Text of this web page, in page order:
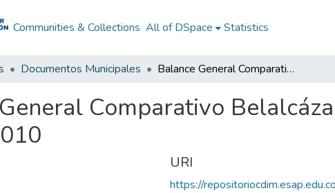
Communities & Collections All of DSpace Statistics
Documentos Municipales Balance General Comparativo Belalcázar Caldas 2010: BGC Belalcázar Caldas 2010
Comparativo
URI
https://